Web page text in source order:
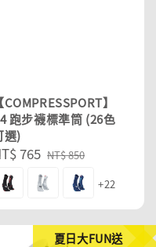
【COMPRESSPORT】
跑步襪標準筒 (26色
選)
price
765 Regular
price
NT$ 850
+22
夏日大FUN送